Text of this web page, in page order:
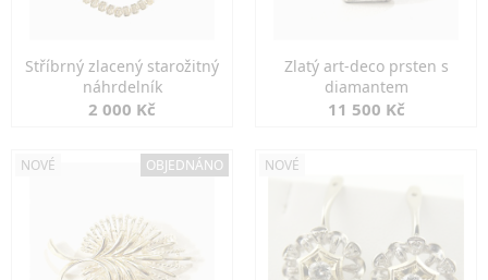
Stříbrný zlacený starožitný
náhrdelník
2 000 Kč
Zlatý art-deco prsten s
diamantem
11 500 Kč
NOVÉ OBJEDNÁNO NOVÉ